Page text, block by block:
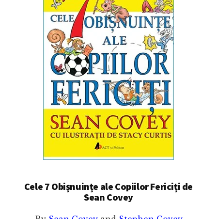
Cele 7 Obișnuințe ale Copiilor Fericiți de
Sean Covey